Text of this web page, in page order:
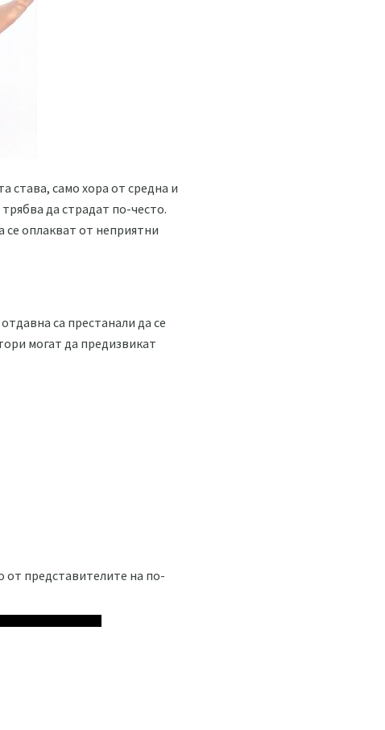
става, само хора от средна и
да страдат по-често.
оплакват от неприятни
са престанали да се
могат да предизвикат
от представителите на по-